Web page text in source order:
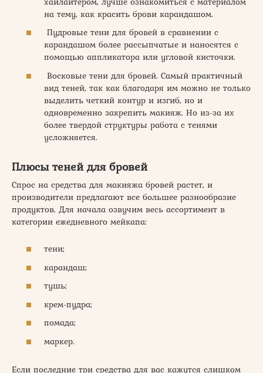
на тему, как красить брови карандашом.
Пудровые тени для бровей в сравнении с
карандашом более рассыпчатые и наносятся с
помощью аппликатора или угловой кисточки.
Восковые тени для бровей. Самый практичный
вид теней, так как благодаря им можно не только
выделить четкий контур и изгиб, но и
одновременно закрепить макияж. Но из-за их
более твердой структуры работа с тенями
усложняется.
Плюсы теней для бровей
Спрос на средства для макияжа бровей растет, и
производители предлагают все большее разнообразие
продуктов. Для начала озвучим весь ассортимент в
категории ежедневного мейкапа:
тени;
карандаш;
тушь;
крем-пудра;
помада;
маркер.
Если последние три средства для вас кажутся слишком